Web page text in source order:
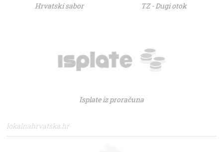
Hrvatski sabor TZ - Dugi otok
Isplate iz proračuna
lokalnahrvatska.hr